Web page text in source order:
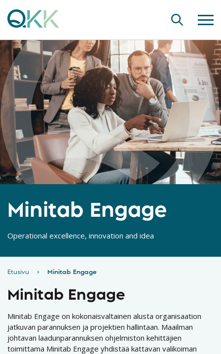
Minitab Engage
Operational excellence, innovation and idea
Etusivu › Minitab Engage
Minitab Engage
Minitab Engage on kokonaisvaltainen alusta organisaation
jatkuvan parannuksen ja projektien hallintaan. Maailman
johtavan laadunparannuksen ohjelmiston kehittäjien
toimittama Minitab Engage yhdistää kattavan valikoiman